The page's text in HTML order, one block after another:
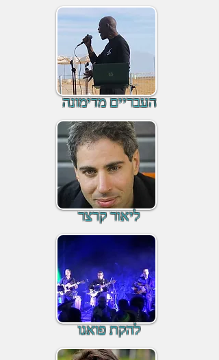
העבריים מדימונה
ליאור קרצר
להקת פואגו